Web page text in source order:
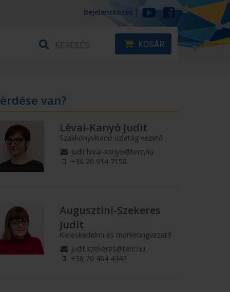
Bejelentkezés
KOSÁR
van?
Lévai-Kanyó Judit
Szakkönyvkiadó üzletág vezető
judit.levai-kanyo@terc.hu
+36 20 914 7158
Augusztini-Szekeres
Judit
Kereskedelmi és marketingvezető
judit.szekeres@terc.hu
+36 20 464 4342